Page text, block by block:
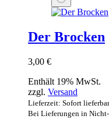
Der Brocken
3,00 €
Enthält 19% MwSt.
zzgl. Versand
Lieferzeit: Sofort lieferbar
Bei Lieferungen in